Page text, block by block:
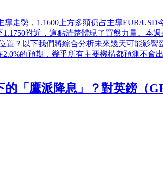
導走勢，1.1600上方多頭仍占主導EUR/
附近，這點清楚體現了買盤力量。本
置？以下我們將綜合分析未來幾天可能影
的預期，幾乎所有主要機構都預測不
「鷹派降息」？對英鎊（